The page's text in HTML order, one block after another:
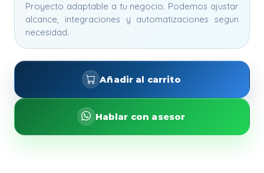
Proyecto adaptable a tu negocio. Podemos ajustar
alcance, integraciones y automatizaciones segun
necesidad.
Añadir al carrito
Hablar con asesor